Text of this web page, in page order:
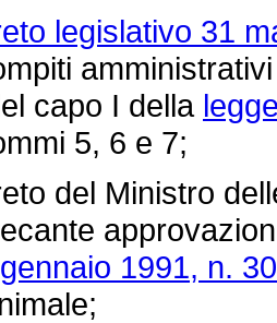
legislativo 31
capo I della
5, 6 e 7;
del Ministro
1991, n.